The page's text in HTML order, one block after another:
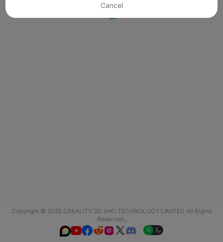
Copyright © 2025 CREALITY 3D (HK) TECHNOLOGY LIMITED All Rights
Reserved.,
  
Cancel